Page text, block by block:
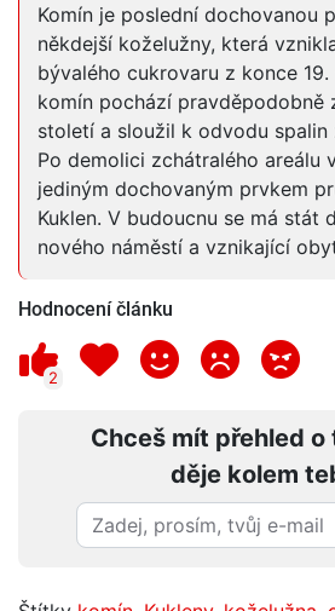
Komín je poslední dochovanou
někdejší koželužny, která
bývalého cukrovaru z konce
komín pochází pravděpodobně
století a sloužil k odvodu spalin
Po demolici zchátralého areálu
jediným dochovaným prvkem
Kuklen. V budoucnu se má stát
nového náměstí a vznikající
Hodnocení článku
2
Chceš mít přehled o
děje kolem